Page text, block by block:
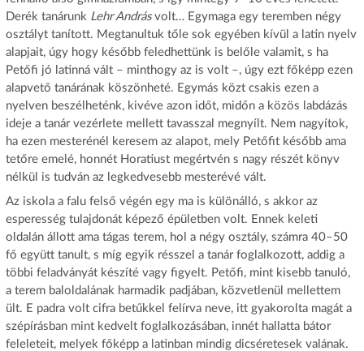
Derék tanárunk Lehr Andrásvolt… Egymaga egy teremben négy
osztályt tanított. Megtanultuk tőle sok egyében kívül a latin nyelv
alapjait, úgy hogy később feledhettünk is belőle valamit, s ha
Petőfi jó latinná vált – minthogy az is volt –, úgy ezt főképp ezen
alapvető tanárának köszönheté. Egymás közt csakis ezen a
nyelven beszélheténk, kivéve azon időt, midőn a közös labdázás
ideje a tanár vezérlete mellett tavasszal megnyílt. Nem nagyítok,
ha ezen mesterénél keresem az alapot, mely Petőfit később ama
tetőre emelé, honnét Horatiust megértvén s nagy részét könyv
nélkül is tudván az legkedvesebb mesterévé vált.
Az iskola a falu felső végén egy ma is különálló, s akkor az
esperesség tulajdonát képező épületben volt. Ennek keleti
oldalán állott ama tágas terem, hol a négy osztály, számra 40–50
fő együtt tanult, s míg egyik résszel a tanár foglalkozott, addig a
többi feladványát készíté vagy figyelt. Petőfi, mint kisebb tanuló,
a terem baloldalának harmadik padjában, közvetlenül mellettem
ült. E padra volt cifra betűkkel felírva neve, itt gyakorolta magát a
szépírásban mint kedvelt foglalkozásában, innét hallatta bátor
feleleteit, melyek főképp a latinban mindig dicséretesek valának.